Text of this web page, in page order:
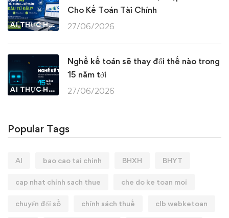
AI THỰC HÀNH
Cho Kế Toán Tài Chính
27/06/2026
AI THỰC HÀNH
Nghề kế toán sẽ thay đổi thế nào trong
15 năm tới
27/06/2026
Popular Tags
AI bao cao tai chinh BHXH BHYT
cap nhat chinh sach thue che do ke toan moi
chuyển đổi số chính sách thuế clb webketoan